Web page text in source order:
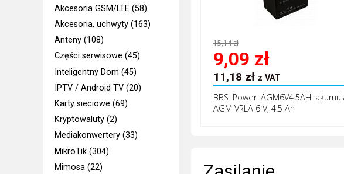
Akcesoria GSM/LTE (58)
Akcesoria, uchwyty (163)
Anteny (108)
Części serwisowe (45)
Inteligentny Dom (45)
IPTV / Android TV (20)
Karty sieciowe (69)
Kryptowaluty (2)
Mediakonwertery (33)
MikroTik (304)
Mimosa (22)
15,14 zł
9,09 zł
11,18 zł z VAT
BBS Power AGM6V4.5AH
AGM VRLA 6 V, 4.5 Ah